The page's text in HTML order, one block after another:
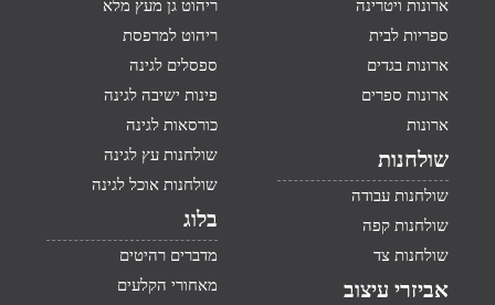
ארונות ויטרינה
ספריות לבית
ארונות בגדים
ארונות ספרים
ארונות
שולחנות
שולחנות עבודה
שולחנות קפה
שולחנות צד
אביזרי עיצוב
ריהוט גן מעץ מלא
ריהוט למרפסת
ספסלים לגינה
פינות ישיבה לגינה
כורסאות לגינה
שולחנות עץ לגינה
שולחנות אוכל לגינה
בלוג
מדברים רהיטים
מאחורי הקלעים